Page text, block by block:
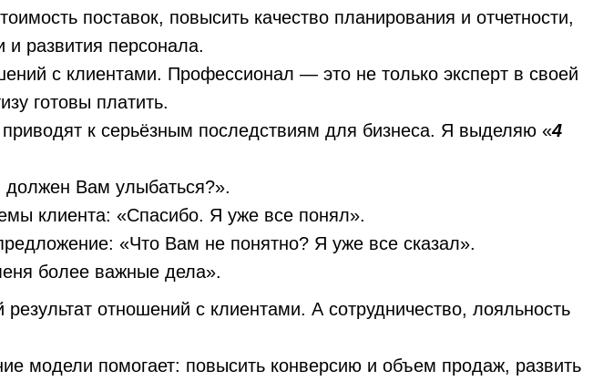
поставок, повысить качество планирования и отчетности,
и развития персонала.
с клиентами. Профессионал — это не только эксперт в своей
готовы платить.
к серьёзным последствиям для бизнеса. Я выделяю «4
должен Вам улыбаться?».
клиента: «Спасибо. Я уже все понял».
«Что Вам не понятно? Я уже все сказал».
более важные дела».
отношений с клиентами. А сотрудничество, лояльность
модели помогает: повысить конверсию и объем продаж, развить